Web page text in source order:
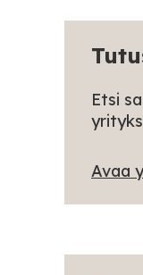
Etsi
Avaa